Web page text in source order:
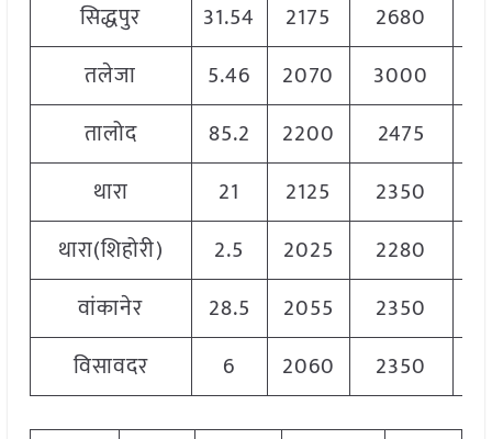
सिद्धपुर 31.54 2175 2680
तलेजा
5.46 2070 3000
तालोद
85.2 2200 2475
थारा
21 2125 2350
थारा(शिहोरी)
2.5 2025 2280
वांकानेर
28.5 2055 2350
विसावदर
6 2060 2350